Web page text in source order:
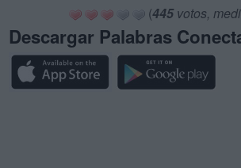
(445votos,
Descargar Palabras